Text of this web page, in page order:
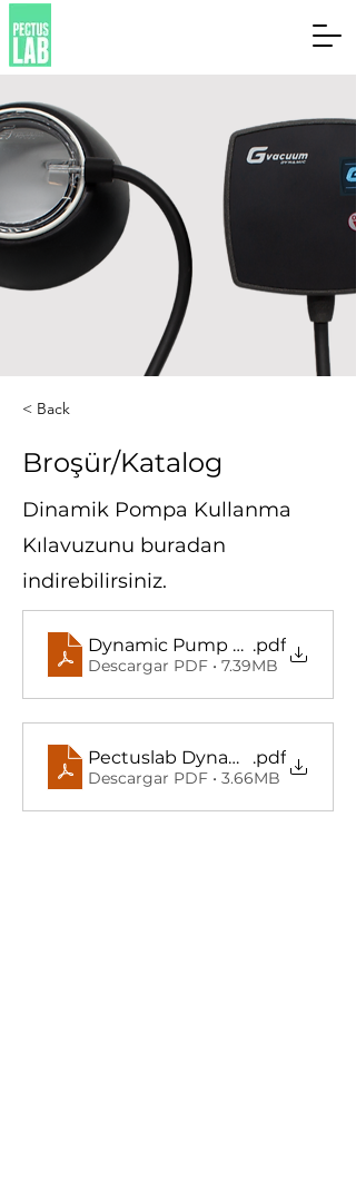
< Back
Broşür/Katalog
Dinamik Pompa Kullanma
Kılavuzunu buradan
indirebilirsiniz.
Dynamic Pump Brosur (TR)
.pdf
Descargar PDF • 7.39MB
Pectuslab Dynamic Pump
.pdf
Descargar PDF • 3.66MB